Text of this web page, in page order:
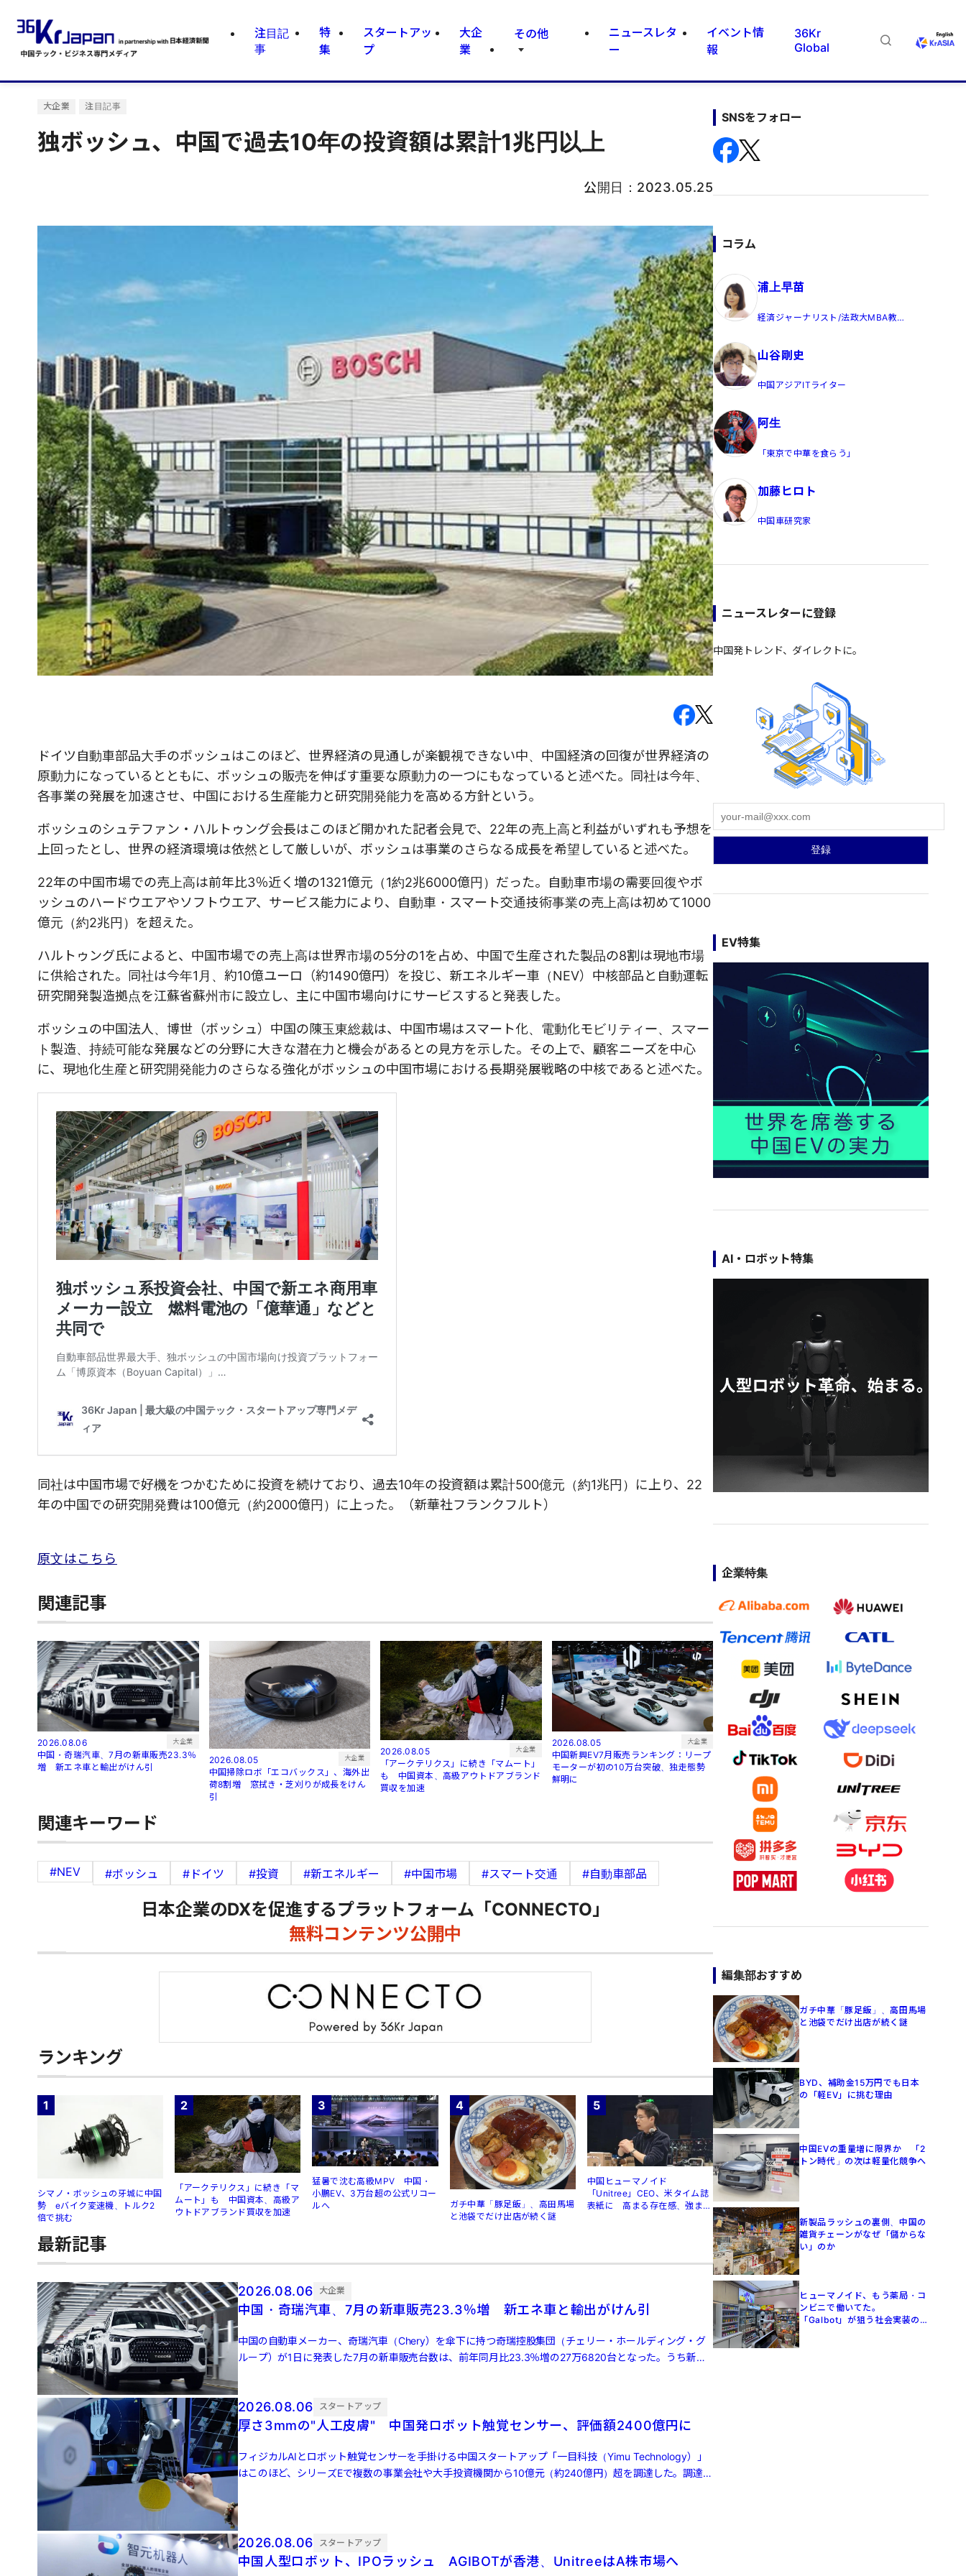
注目記
事
特
集
スタートアッ
プ
大企
業
その他
ニュースレタ
ー
イベント情
報
36Kr
Global
大企業 注目記事
独ボッシュ、中国で過去10年の投資額は累計1兆円以上
公開日： 2023.05.25
ドイツ自動車部品大手のボッシュはこのほど、世界経済の見通しが楽観視できない中、中国経済の回復が世界経済の
原動力になっているとともに、ボッシュの販売を伸ばす重要な原動力の一つにもなっていると述べた。同社は今年、
各事業の発展を加速させ、中国における生産能力と研究開発能力を高める方針という。
ボッシュのシュテファン・ハルトゥング会長はこのほど開かれた記者会見で、22年の売上高と利益がいずれも予想を
上回ったとし、世界の経済環境は依然として厳しいが、ボッシュは事業のさらなる成長を希望していると述べた。
22年の中国市場での売上高は前年比3％近く増の1321億元（1約2兆6000億円）だった。自動車市場の需要回復やボ
ッシュのハードウエアやソフトウエア、サービス能力により、自動車・スマート交通技術事業の売上高は初めて1000
億元（約2兆円）を超えた。
ハルトゥング氏によると、中国市場での売上高は世界市場の5分の1を占め、中国で生産された製品の8割は現地市場
に供給された。同社は今年1月、約10億ユーロ（約1490億円）を投じ、新エネルギー車（NEV）中核部品と自動運転
研究開発製造拠点を江蘇省蘇州市に設立し、主に中国市場向けにサービスすると発表した。
ボッシュの中国法人、博世（ボッシュ）中国の陳玉東総裁は、中国市場はスマート化、電動化モビリティー、スマー
ト製造、持続可能な発展などの分野に大きな潜在力と機会があるとの見方を示した。その上で、顧客ニーズを中心
に、現地化生産と研究開発能力のさらなる強化がボッシュの中国市場における長期発展戦略の中核であると述べた。
同社は中国市場で好機をつかむために投資を続けており、過去10年の投資額は累計500億元（約1兆円）に上り、22
年の中国での研究開発費は100億元（約2000億円）に上った。（新華社フランクフルト）
原文はこちら
関連記事
2026.08.06 大企業
中国・奇瑞汽車、7月の新車販売23.3％
増 新エネ車と輸出がけん引
2026.08.05 大企業
中国掃除ロボ「エコバックス」、海外出
荷8割増 窓拭き・芝刈りが成長をけん
引
2026.08.05 大企業
「アークテリクス」に続き「マムート」
も 中国資本、高級アウトドアブランド
買収を加速
2026.08.05 大企業
中国新興EV7月販売ランキング：リープ
モーターが初の10万台突破、独走態勢
鮮明に
関連キーワード
#NEV #ボッシュ #ドイツ #投資 #新エネルギー #中国市場 #スマート交通 #自動車部品
日本企業のDXを促進するプラットフォーム「CONNECTO」
無料コンテンツ公開中
ランキング
1
シマノ・ボッシュの牙城に中国
勢 eバイク変速機、トルク2
倍で挑む
2
「アークテリクス」に続き「マ
ムート」も 中国資本、高級ア
ウトドアブランド買収を加速
3
猛暑で沈む高級MPV 中国・
小鵬EV、3万台超の公式リコー
ルへ
4
ガチ中華「豚足飯」、高田馬場
と池袋でだけ出店が続く謎
5
中国ヒューマノイド
「Unitree」CEO、米タイム誌
表紙に 高まる存在感、強まる
最新記事
2026.08.06 大企業
中国・奇瑞汽車、7月の新車販売23.3％増 新エネ車と輸出がけん引
中国の自動車メーカー、奇瑞汽車（Chery）を傘下に持つ奇瑞控股集団（チェリー・ホールディング・グ
ループ）が1日に発表した7月の新車販売台数は、前年同月比23.3％増の27万6820台となった。うち新エ
2026.08.06 スタートアップ
厚さ3mmの"人工皮膚" 中国発ロボット触覚センサー、評価額2400億円に
フィジカルAIとロボット触覚センサーを手掛ける中国スタートアップ「一目科技（Yimu Technology）」
はこのほど、シリーズEで複数の事業会社や大手投資機関から10億元（約240億円）超を調達した。調達
2026.08.06 スタートアップ
中国人型ロボット、IPOラッシュ AGIBOTが香港、UnitreeはA株市場へ
SNSをフォロー
コラム
浦上早苗
経済ジャーナリスト/法政大MBA教
山谷剛史
中国アジアITライター
阿生
「東京で中華を食らう」
加藤ヒロト
中国車研究家
ニュースレターに登録
中国発トレンド、ダイレクトに。
EV特集
AI・ロボット特集
企業特集
編集部おすすめ
ガチ中華「豚足飯」、高田馬場
と池袋でだけ出店が続く謎
BYD、補助金15万円でも日本
の「軽EV」に挑む理由
中国EVの重量増に限界か 「2
トン時代」の次は軽量化競争へ
新製品ラッシュの裏側、中国の
雑貨チェーンがなぜ「儲からな
い」のか
ヒューマノイド、もう薬局・コ
ンビニで働いてた。
「Galbot」が狙う社会実装の